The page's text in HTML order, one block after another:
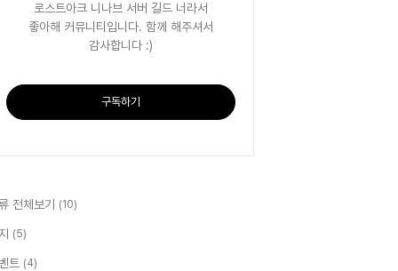
로스트아크 니나브 서버 길드 너라서
좋아해 커뮤니티입니다. 함께 해주셔서
감사합니다 :)
구독하기
전체보기 (10)
(5)
트 (4)